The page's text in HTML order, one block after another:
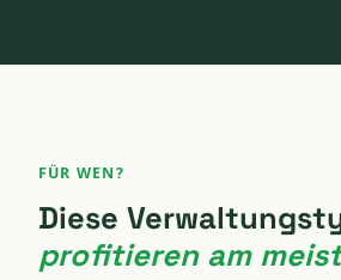
FÜR WEN?
Diese
profitieren am